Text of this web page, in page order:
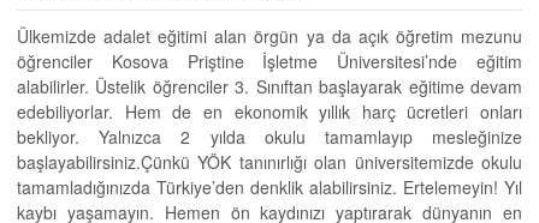
Ülkemizde adalet eğitimi alan örgün ya da açık öğretim mezunu
öğrenciler Kosova Priştine İşletme Üniversitesi’nde eğitim
alabilirler. Üstelik öğrenciler 3. Sınıftan başlayarak eğitime devam
edebiliyorlar. Hem de en ekonomik yıllık harç ücretleri onları
bekliyor. Yalnızca 2 yılda okulu tamamlayıp mesleğinize
başlayabilirsiniz.Çünkü YÖK tanınırlığı olan üniversitemizde okulu
tamamladığınızda Türkiye’den denklik alabilirsiniz. Ertelemeyin! Yıl
kaybı yaşamayın. Hemen ön kaydınızı yaptırarak dünyanın en